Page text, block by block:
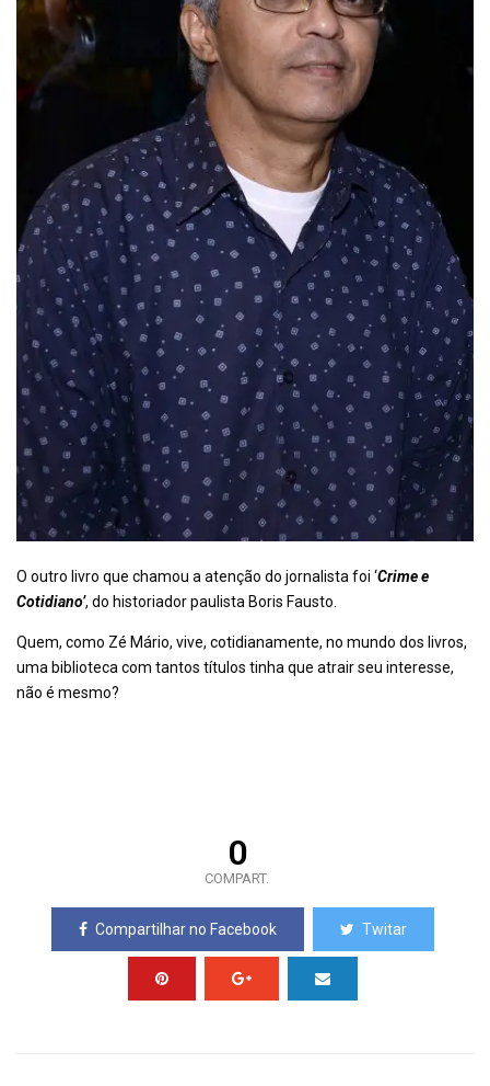
O outro livro que chamou a atenção do jornalista foi ‘Crime e
Cotidiano’, do historiador paulista Boris Fausto.
Quem, como Zé Mário, vive, cotidianamente, no mundo dos livros,
uma biblioteca com tantos títulos tinha que atrair seu interesse,
não é mesmo?
0
COMPART.
Compartilhar no Facebook Twitar